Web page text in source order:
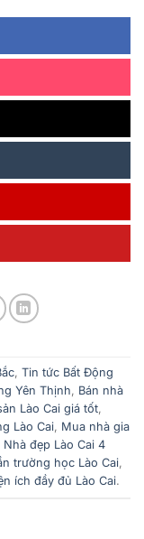
, Tin tức Bất Động
Yên Thịnh, Bán nhà
Lào Cai giá tốt,
Lào Cai, Mua nhà gia
Nhà đẹp Lào Cai 4
trường học Lào Cai,
ích đầy đủ Lào Cai.